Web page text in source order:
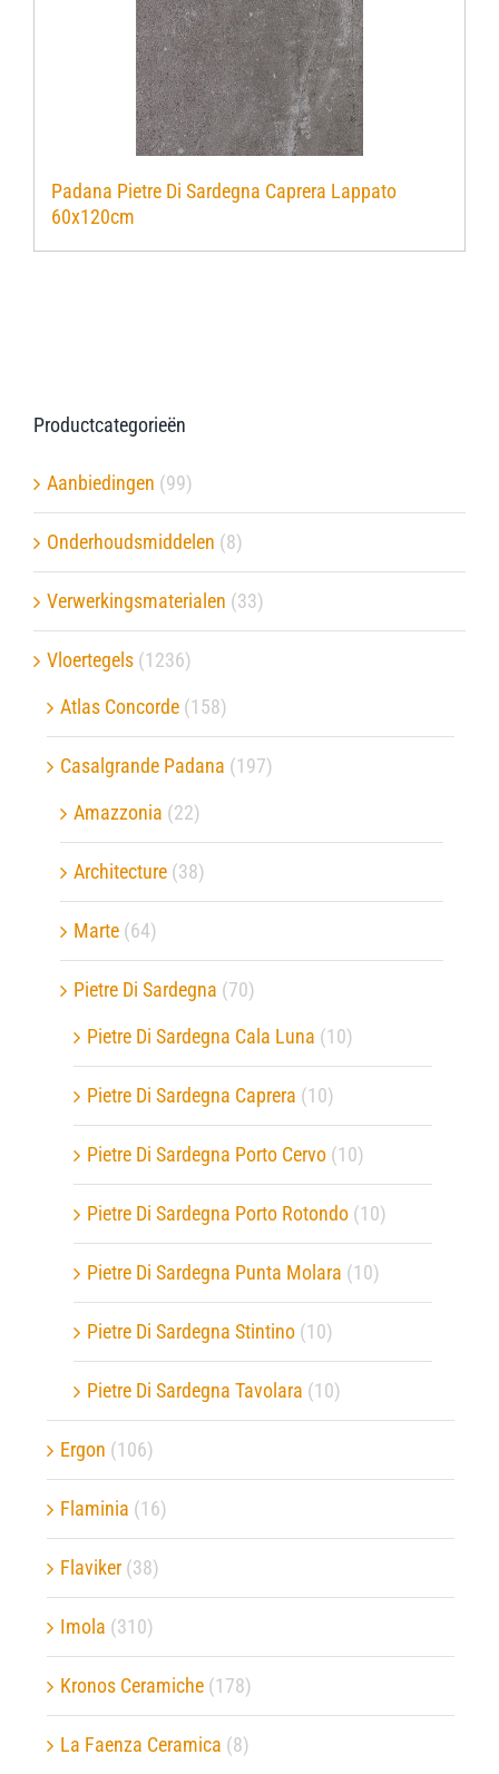
Padana Pietre Di Sardegna Caprera Lappato
60x120cm
Productcategorieën
Aanbiedingen (99)
Onderhoudsmiddelen (8)
Verwerkingsmaterialen (33)
Vloertegels (1236)
Atlas Concorde (158)
Casalgrande Padana (197)
Amazzonia (22)
Architecture (38)
Marte (64)
Pietre Di Sardegna (70)
Pietre Di Sardegna Cala Luna (10)
Pietre Di Sardegna Caprera (10)
Pietre Di Sardegna Porto Cervo (10)
Pietre Di Sardegna Porto Rotondo (10)
Pietre Di Sardegna Punta Molara (10)
Pietre Di Sardegna Stintino (10)
Pietre Di Sardegna Tavolara (10)
Ergon (106)
Flaminia (16)
Flaviker (38)
Imola (310)
Kronos Ceramiche (178)
La Faenza Ceramica (8)